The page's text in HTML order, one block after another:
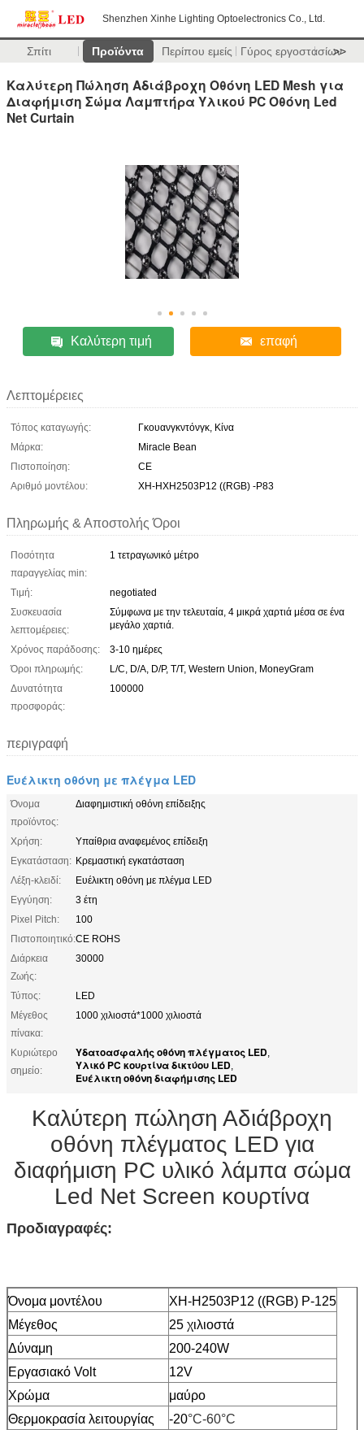
Shenzhen Xinhe Lighting Optoelectronics Co., Ltd.
Σπίτι Προϊόντα Περίπου εμείς Γύρος εργοστασίων
>>
Καλύτερη Πώληση Αδιάβροχη Οθόνη LED Mesh για
Διαφήμιση Σώμα Λαμπτήρα Υλικού PC Οθόνη Led
Net Curtain
Καλύτερη τιμή επαφή
Λεπτομέρειες
Τόπος καταγωγής:
Γκουανγκντόνγκ, Κίνα
Μάρκα:
Miracle Bean
Πιστοποίηση:
CE
Αριθμό μοντέλου:
XH-HXH2503P12 ((RGB) -P83
Πληρωμής & Αποστολής Όροι
Ποσότητα
παραγγελίας min:
1 τετραγωνικό μέτρο
Τιμή:
negotiated
Συσκευασία
λεπτομέρειες:
Σύμφωνα με την τελευταία, 4 μικρά χαρτιά μέσα σε ένα
μεγάλο χαρτιά.
Χρόνος παράδοσης:
3-10 ημέρες
Όροι πληρωμής:
L/C, D/A, D/P, T/T, Western Union, MoneyGram
Δυνατότητα
προσφοράς:
100000
περιγραφή
Ευέλικτη οθόνη με πλέγμα LED
Όνομα
προϊόντος:
Διαφημιστική οθόνη επίδειξης
Χρήση:
Υπαίθρια αναφεμένος επίδειξη
Εγκατάσταση: Κρεμαστική εγκατάσταση
Λέξη-κλειδί:
Ευέλικτη οθόνη με πλέγμα LED
Εγγύηση:
3 έτη
Pixel Pitch:
100
Πιστοποιητικό:CE ROHS
Διάρκεια
Ζωής:
30000
Τύπος:
LED
Μέγεθος
πίνακα:
1000 χιλιοστά*1000 χιλιοστά
Κυριώτερο
σημείο:
Υδατοασφαλής οθόνη πλέγματος LED,
Υλικό PC κουρτίνα δικτύου LED,
Ευέλικτη οθόνη διαφήμισης LED
Καλύτερη πώληση Αδιάβροχη
οθόνη πλέγματος LED για
διαφήμιση PC υλικό λάμπα σώμα
Led Net Screen κουρτίνα
Προδιαγραφές:
Όνομα μοντέλου
XH-H2503P12 ((RGB) P-125
Μέγεθος
25 χιλιοστά
Δύναμη
200-240W
Εργασιακό Volt
12V
Χρώμα
μαύρο
Θερμοκρασία λειτουργίας
-20°C-60°C